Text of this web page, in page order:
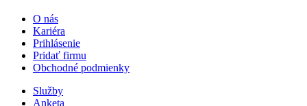
O nás
Kariéra
Prihlásenie
Pridať firmu
Obchodné podmienky
Služby
Anketa